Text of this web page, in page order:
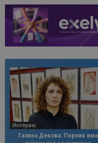
Интервю
Галина Декова: Перник има